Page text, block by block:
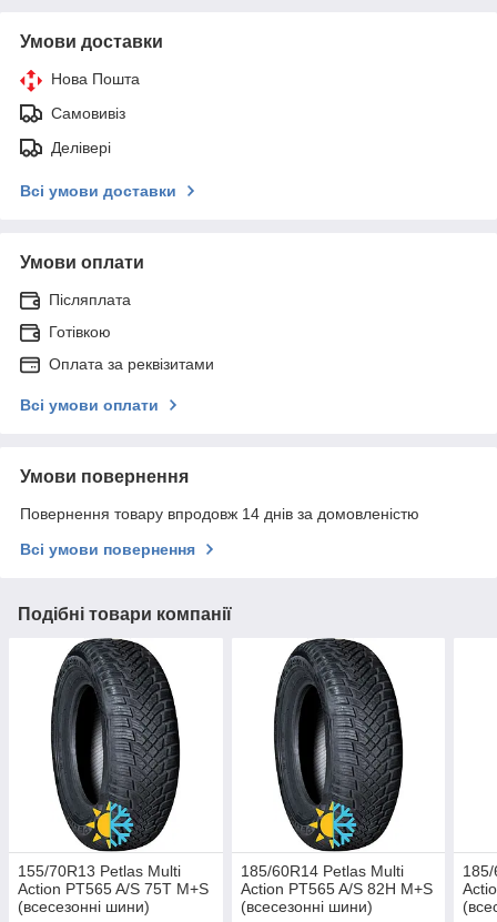
Умови доставки
Нова Пошта
Самовивіз
Делівері
Всі умови доставки
Умови оплати
Післяплата
Готівкою
Оплата за реквізитами
Всі умови оплати
Умови повернення
Повернення товару впродовж 14 днів за домовленістю
Всі умови повернення
Подібні товари компанії
155/70R13 Petlas Multi
Action PT565 A/S 75T M+S
(всесезонні шини)
185/60R14 Petlas Multi
Action PT565 A/S 82H M+S
(всесезонні шини)